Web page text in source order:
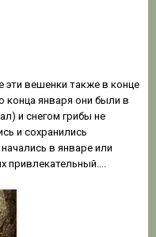
вешенки также в конце
конца января они были в
и снегом грибы не
и сохранились
в январе или
привлекательный….